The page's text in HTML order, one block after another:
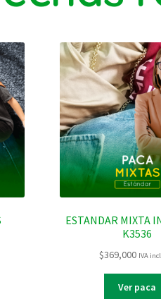
ESTANDAR MIXTA
K3536
$369,000 IVA
Ver paca